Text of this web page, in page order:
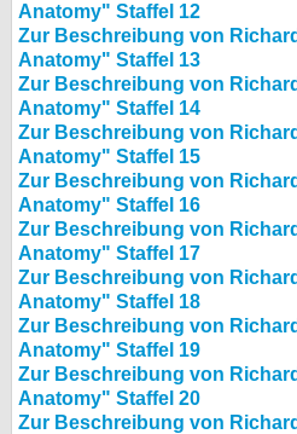
Anatomy" Staffel 12
Zur Beschreibung von
Anatomy" Staffel 13
Zur Beschreibung von
Anatomy" Staffel 14
Zur Beschreibung von
Anatomy" Staffel 15
Zur Beschreibung von
Anatomy" Staffel 16
Zur Beschreibung von
Anatomy" Staffel 17
Zur Beschreibung von
Anatomy" Staffel 18
Zur Beschreibung von
Anatomy" Staffel 19
Zur Beschreibung von
Anatomy" Staffel 20
Zur Beschreibung von